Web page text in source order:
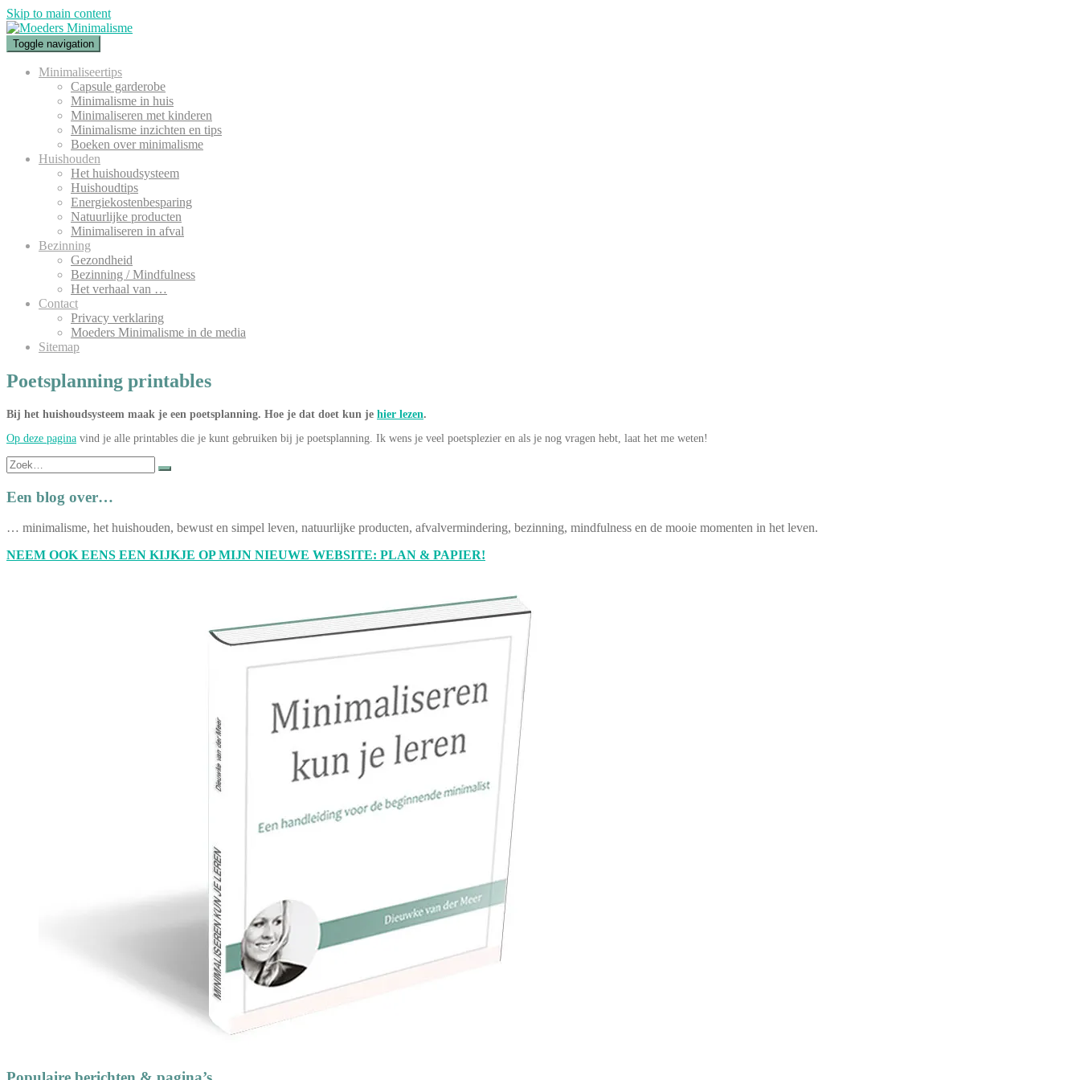
Skip to main content
Toggle navigation
Minimaliseertips
Capsule garderobe
Minimalisme in huis
Minimaliseren met kinderen
Minimalisme inzichten en tips
Boeken over minimalisme
Huishouden
Het huishoudsysteem
Huishoudtips
Energiekostenbesparing
Natuurlijke producten
Minimaliseren in afval
Bezinning
Gezondheid
Bezinning / Mindfulness
Het verhaal van …
Contact
Privacy verklaring
Moeders Minimalisme in de media
Sitemap
Poetsplanning printables
Bij het huishoudsysteem maak je een poetsplanning. Hoe je dat doet kun je hier lezen.
Op deze pagina vind je alle printables die je kunt gebruiken bij je poetsplanning. Ik wens je veel poetsplezier en als je nog vragen hebt, laat het me weten!
Zoek
naar:
Een blog over…
… minimalisme, het huishouden, bewust en simpel leven, natuurlijke producten, afvalvermindering, bezinning, mindfulness en de mooie momenten in het leven.
NEEM OOK EENS EEN KIJKJE OP MIJN NIEUWE WEBSITE: PLAN & PAPIER!